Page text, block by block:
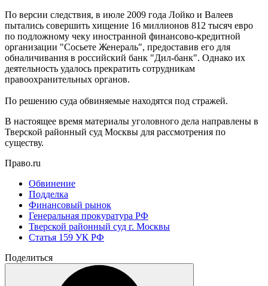
По версии следствия, в июле 2009 года Лойко и Валеев
пытались совершить хищение 16 миллионов 812 тысяч евро
по подложному чеку иностранной финансово-кредитной
организации "Сосьете Женераль", предоставив его для
обналичивания в российский банк "Дил-банк". Однако их
деятельность удалось прекратить сотрудникам
правоохранительных органов.
По решению суда обвиняемые находятся под стражей.
В настоящее время материалы уголовного дела направлены в
Тверской районный суд Москвы для рассмотрения по
существу.
Право.ru
Обвинение
Подделка
Финансовый рынок
Генеральная прокуратура РФ
Тверской районный суд г. Москвы
Статья 159 УК РФ
Поделиться